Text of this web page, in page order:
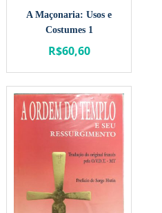
A Maçonaria: Usos e
Costumes 1
R$60,60